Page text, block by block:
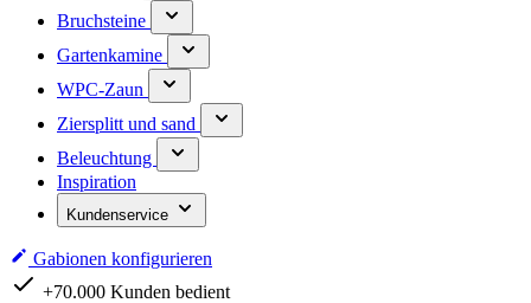
Bruchsteine
Gartenkamine
WPC-Zaun
Ziersplitt und sand
Beleuchtung
Inspiration
Kundenservice
Gabionen konfigurieren
+70.000 Kunden bedient